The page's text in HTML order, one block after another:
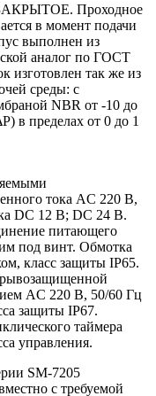
Проходное
в момент подачи
выполнен из
аналог по ГОСТ
так же из
среды: с
NBR от -10 до
в пределах от 0 до 1
тока AC 220 В,
DC 12 В; DC 24 В.
питающего
под винт. Обмотка
класс защиты IP65.
AC 220 В, 50/60 Гц
защиты IP67.
таймера
управления.
SM-7205
с требуемой